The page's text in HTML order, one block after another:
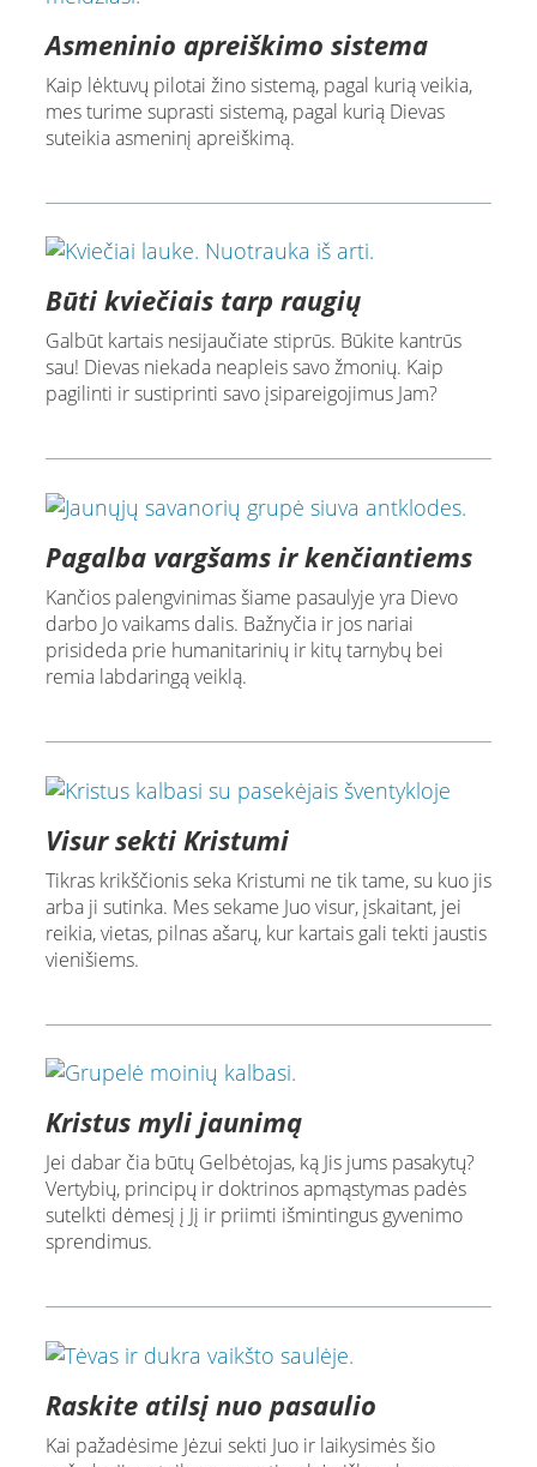
Asmeninio apreiškimo sistema
Kaip lėktuvų pilotai žino sistemą, pagal kurią veikia,
mes turime suprasti sistemą, pagal kurią Dievas
suteikia asmeninį apreiškimą.
Būti kviečiais tarp raugių
Galbūt kartais nesijaučiate stiprūs. Būkite kantrūs
sau! Dievas niekada neapleis savo žmonių. Kaip
pagilinti ir sustiprinti savo įsipareigojimus Jam?
Pagalba vargšams ir kenčiantiems
Kančios palengvinimas šiame pasaulyje yra Dievo
darbo Jo vaikams dalis. Bažnyčia ir jos nariai
prisideda prie humanitarinių ir kitų tarnybų bei
remia labdaringą veiklą.
Visur sekti Kristumi
Tikras krikščionis seka Kristumi ne tik tame, su kuo jis
arba ji sutinka. Mes sekame Juo visur, įskaitant, jei
reikia, vietas, pilnas ašarų, kur kartais gali tekti jaustis
vienišiems.
Kristus myli jaunimą
Jei dabar čia būtų Gelbėtojas, ką Jis jums pasakytų?
Vertybių, principų ir doktrinos apmąstymas padės
sutelkti dėmesį į Jį ir priimti išmintingus gyvenimo
sprendimus.
Raskite atilsį nuo pasaulio
Kai pažadėsime Jėzui sekti Juo ir laikysimės šio